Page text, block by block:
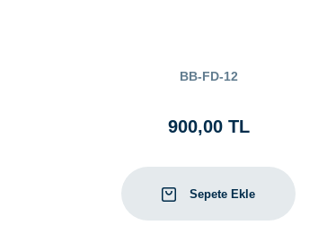
BB-FD-12
900,00 TL
Sepete Ekle